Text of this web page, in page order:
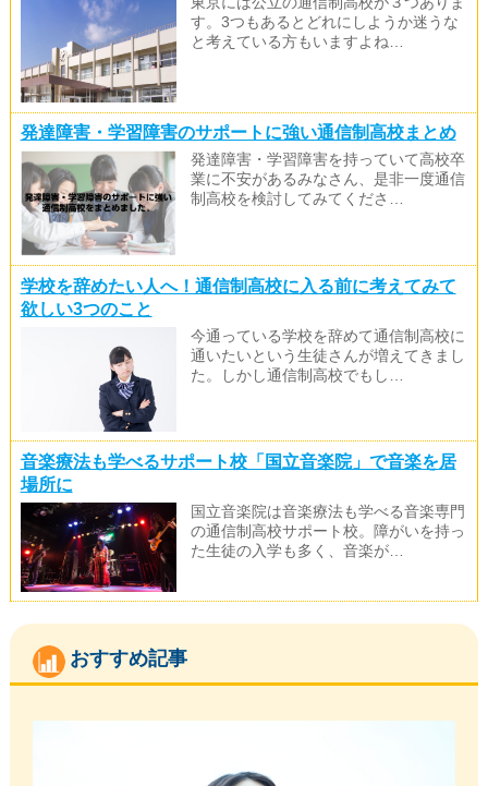
す。3つもあるとどれにしようか迷うな
と考えている方もいますよね…
発達障害・学習障害のサポートに強い通信制高校まとめ
発達障害・学習障害を持っていて高校卒
業に不安があるみなさん、是非一度通信
制高校を検討してみてくださ…
学校を辞めたい人へ！通信制高校に入る前に考えてみて
欲しい3つのこと
今通っている学校を辞めて通信制高校に
通いたいという生徒さんが増えてきまし
た。しかし通信制高校でもし…
音楽療法も学べるサポート校「国立音楽院」で音楽を居
場所に
国立音楽院は音楽療法も学べる音楽専門
の通信制高校サポート校。障がいを持っ
た生徒の入学も多く、音楽が…
おすすめ記事